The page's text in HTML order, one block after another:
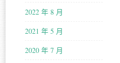
2022 年 8 月
2021 年 5 月
2020 年 7 月